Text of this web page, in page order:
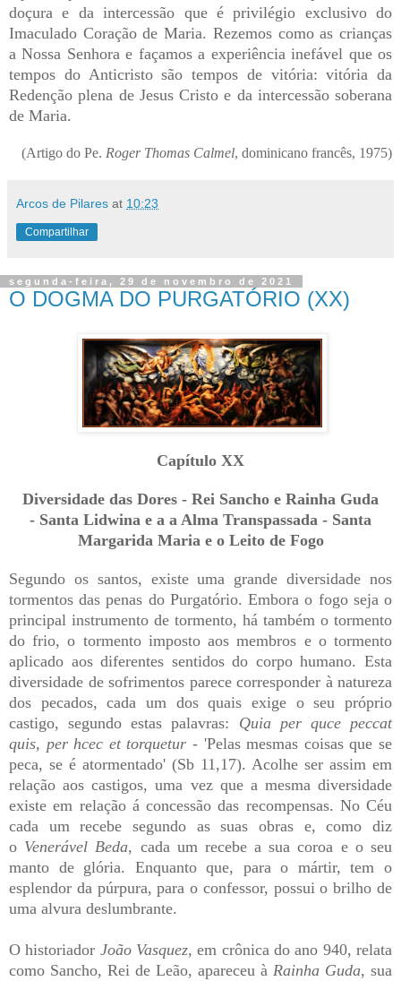
doçura e da intercessão que é privilégio exclusivo do
Imaculado Coração de Maria. Rezemos como as crianças
a Nossa Senhora e façamos a experiência inefável que os
tempos do Anticristo são tempos de vitória: vitória da
Redenção plena de Jesus Cristo e da intercessão soberana
de Maria.
(Artigo do Pe. Roger Thomas Calmel, dominicano francês, 1975)
Arcos de Pilares at 10:23
Compartilhar
segunda-feira, 29 de novembro de 2021
O DOGMA DO PURGATÓRIO (XX)
Capítulo XX
Diversidade das Dores - Rei Sancho e Rainha Guda
- Santa Lidwina e a a Alma Transpassada - Santa
Margarida Maria e o Leito de Fogo
Segundo os santos, existe uma grande diversidade nos
tormentos das penas do Purgatório. Embora o fogo seja o
principal instrumento de tormento, há também o tormento
do frio, o tormento imposto aos membros e o tormento
aplicado aos diferentes sentidos do corpo humano. Esta
diversidade de sofrimentos parece corresponder à natureza
dos pecados, cada um dos quais exige o seu próprio
castigo, segundo estas palavras: Quia per quce peccat
quis, per hcec et torquetur - 'Pelas mesmas coisas que se
peca, se é atormentado' (Sb 11,17). Acolhe ser assim em
relação aos castigos, uma vez que a mesma diversidade
existe em relação á concessão das recompensas. No Céu
cada um recebe segundo as suas obras e, como diz
o Venerável Beda, cada um recebe a sua coroa e o seu
manto de glória. Enquanto que, para o mártir, tem o
esplendor da púrpura, para o confessor, possui o brilho de
uma alvura deslumbrante.
O historiador João Vasquez, em crônica do ano 940, relata
como Sancho, Rei de Leão, apareceu à Rainha Guda, sua